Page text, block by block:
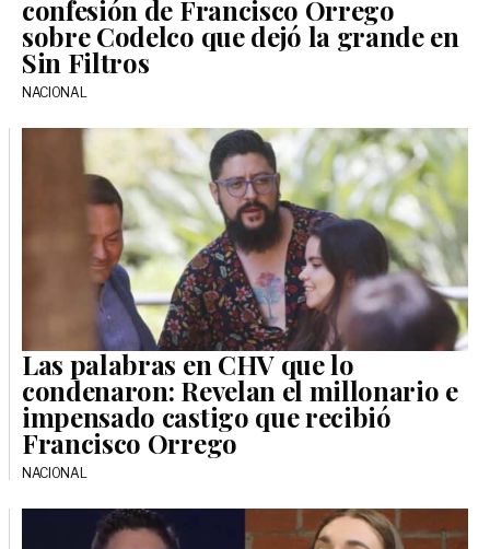
confesión de Francisco Orrego
sobre Codelco que dejó la grande en
Sin Filtros
NACIONAL
Las palabras en CHV que lo
condenaron: Revelan el millonario e
impensado castigo que recibió
Francisco Orrego
NACIONAL